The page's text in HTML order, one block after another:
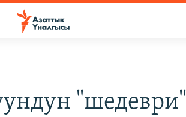
"шедеври"